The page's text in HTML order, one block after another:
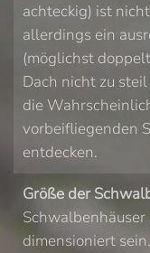
achteckig) ist
allerdings ein
(möglichst
Dach nicht zu
die
vorbeifliegenden
entdecken.
Größe der
dimensioniert